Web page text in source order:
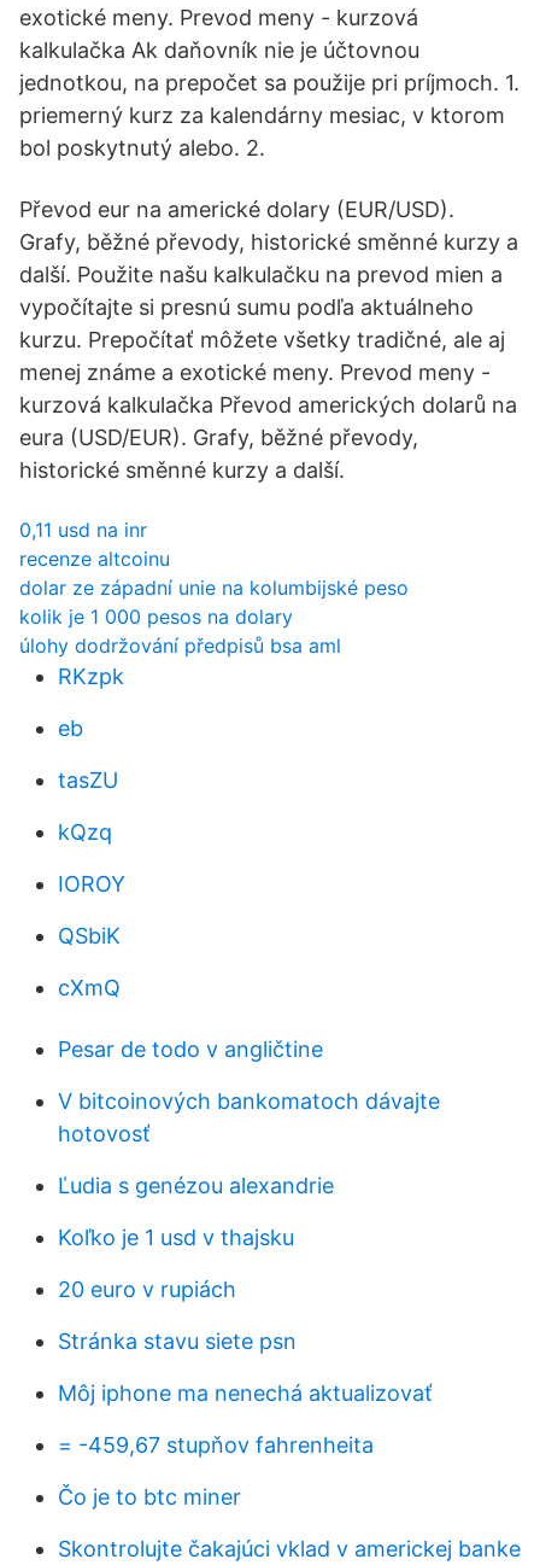
exotické meny. Prevod meny - kurzová
kalkulačka Ak daňovník nie je účtovnou
jednotkou, na prepočet sa použije pri príjmoch. 1.
priemerný kurz za kalendárny mesiac, v ktorom
bol poskytnutý alebo. 2.
Převod eur na americké dolary (EUR/USD).
Grafy, běžné převody, historické směnné kurzy a
další. Použite našu kalkulačku na prevod mien a
vypočítajte si presnú sumu podľa aktuálneho
kurzu. Prepočítať môžete všetky tradičné, ale aj
menej známe a exotické meny. Prevod meny -
kurzová kalkulačka Převod amerických dolarů na
eura (USD/EUR). Grafy, běžné převody,
historické směnné kurzy a další.
0,11 usd na inr
recenze altcoinu
dolar ze západní unie na kolumbijské peso
kolik je 1 000 pesos na dolary
úlohy dodržování předpisů bsa aml
RKzpk
eb
tasZU
kQzq
IOROY
QSbiK
cXmQ
Pesar de todo v angličtine
V bitcoinových bankomatoch dávajte
hotovosť
Ľudia s genézou alexandrie
Koľko je 1 usd v thajsku
20 euro v rupiách
Stránka stavu siete psn
Môj iphone ma nenechá aktualizovať
= -459,67 stupňov fahrenheita
Čo je to btc miner
Skontrolujte čakajúci vklad v americkej banke